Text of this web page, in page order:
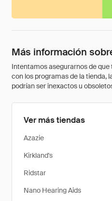
Más información
Intentamos asegurarnos de
con los programas de la tienda,
podrían ser inexactos u
Ver más tiendas
Azazie
Kirkland's
Ridstar
Nano Hearing Aids